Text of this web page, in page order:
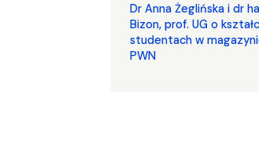
​​​​​​​Dr Anna Żeglińska i dr
Bizon, prof. UG o
studentach w
PWN